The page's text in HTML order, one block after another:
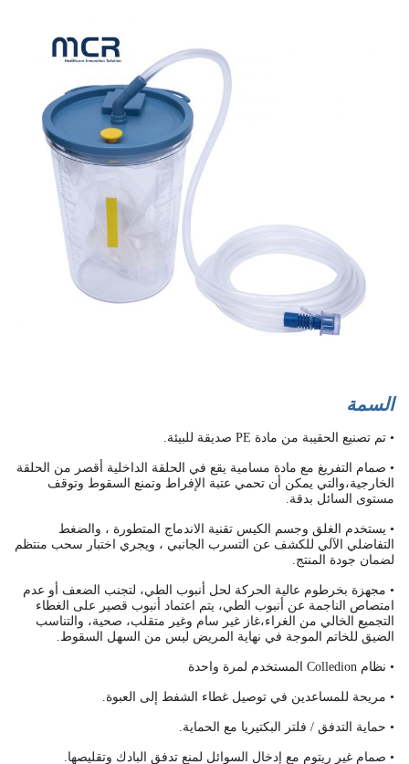
السمة
• تم تصنيع الحقيبة من مادة PE صديقة للبيئة.
• صمام التفريغ مع مادة مسامية يقع في الحلقة الداخلية أقصر من الحلقة
الخارجية،والتي يمكن أن تحمي عتبة الإفراط وتمنع السقوط وتوقف
مستوى السائل بدقة.
• يستخدم الغلق وجسم الكيس تقنية الاندماج المتطورة ، والضغط
التفاضلي الآلي للكشف عن التسرب الجانبي ، ويجري اختبار سحب منتظم
لضمان جودة المنتج.
• مجهزة بخرطوم عالية الحركة لحل أنبوب الطي، لتجنب الضعف أو عدم
امتصاص الناجمة عن أنبوب الطي، يتم اعتماد أنبوب قصير على الغطاء
التجميع الخالي من الغراء،غاز غير سام وغير متقلب، صحية، والتناسب
الضيق للخاتم الموجة في نهاية المريض ليس من السهل السقوط.
• نظام Colledion المستخدم لمرة واحدة
• مريحة للمساعدين في توصيل غطاء الشفط إلى العبوة.
• حماية التدفق / فلتر البكتيريا مع الحماية.
• صمام غير ريتوم مع إدخال السوائل لمنع تدفق البادك وتقليصها.